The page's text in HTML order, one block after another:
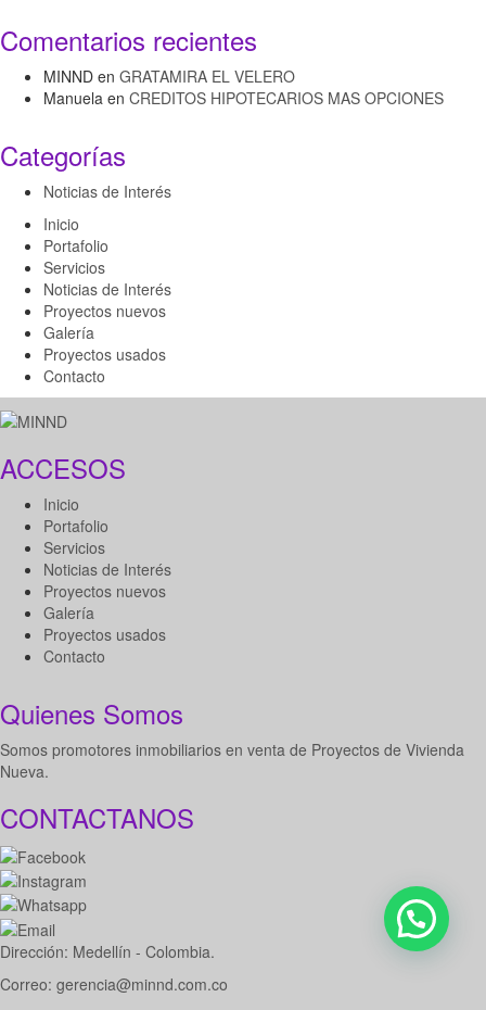
Comentarios recientes
MINND en GRATAMIRA EL VELERO
Manuela en CREDITOS HIPOTECARIOS MAS OPCIONES
Categorías
Noticias de Interés
Inicio
Portafolio
Servicios
Noticias de Interés
Proyectos nuevos
Galería
Proyectos usados
Contacto
ACCESOS
Inicio
Portafolio
Servicios
Noticias de Interés
Proyectos nuevos
Galería
Proyectos usados
Contacto
Quienes Somos
Somos promotores inmobiliarios en venta de Proyectos de Vivienda
Nueva.
CONTACTANOS
Dirección: Medellín - Colombia.
Correo: gerencia@minnd.com.co